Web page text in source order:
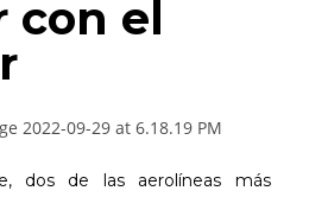
con el
dos de las aerolíneas más